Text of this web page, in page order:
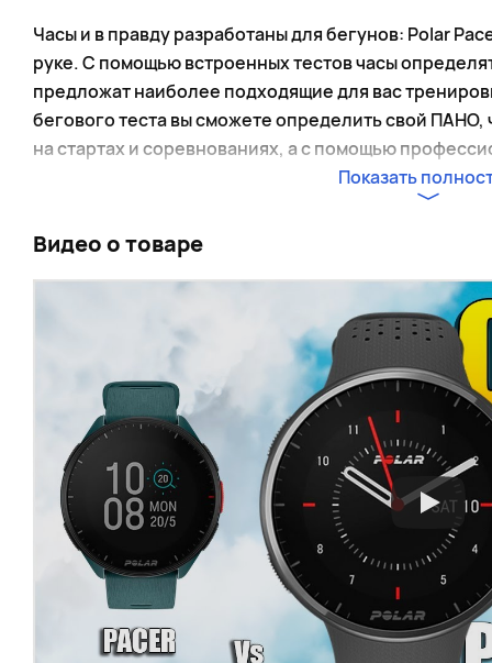
Часы и в правду разработаны для бегунов: Polar
руке. С помощью встроенных тестов часы
предложат наиболее подходящие для вас
бегового теста вы сможете определить свой
на стартах и соревнованиях, а с помощью
нагрузки вы сможете всегда оставаться здоровым.
себя Polar Pacer Pro. Кроме беговых тренировок в
видов спорта, включая плавание, лыжный спорт,
Тонкий и легкий корпус, алюминиевый безель,
обеспечивают максимальный комфорт при
включенным GPS и пульсометром составляет
круглосуточным отслеживанием ЧСС — до 7 дней.
Основные характеристики:
Безель: аэрокосмический алюминий
Стекло: Gorilla Glass
Размер дисплея: 45 мм
Показать
Видео о товаре